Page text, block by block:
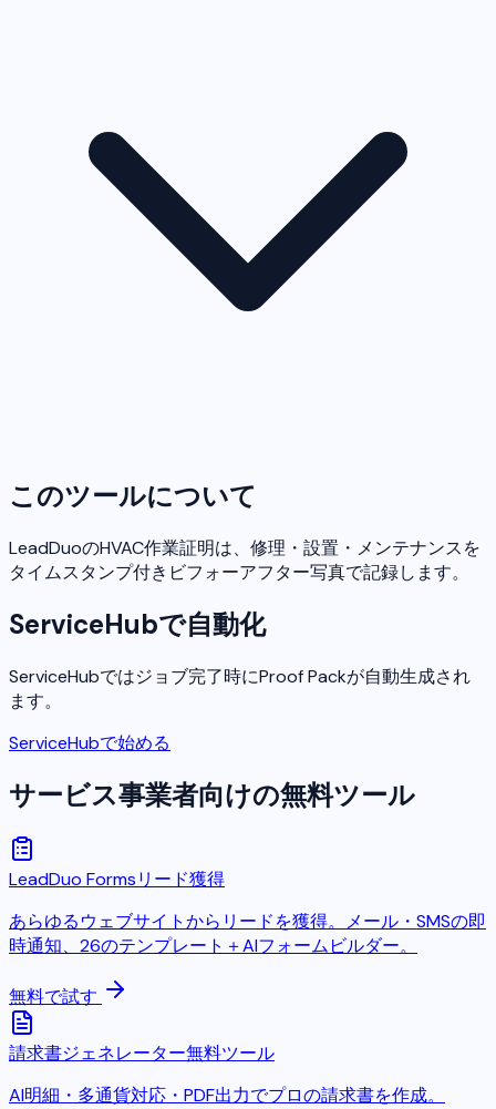
このツールについて
LeadDuoのHVAC作業証明は、修理・設置・メンテナンスを
タイムスタンプ付きビフォーアフター写真で記録します。
ServiceHubで自動化
ServiceHubではジョブ完了時にProof Packが自動生成され
ます。
ServiceHubで始める
サービス事業者向けの無料ツール
LeadDuo Formsリード獲得
あらゆるウェブサイトからリードを獲得。メール・SMSの即
時通知、26のテンプレート＋AIフォームビルダー。
無料で試す
請求書ジェネレーター無料ツール
AI明細・多通貨対応・PDF出力でプロの請求書を作成。